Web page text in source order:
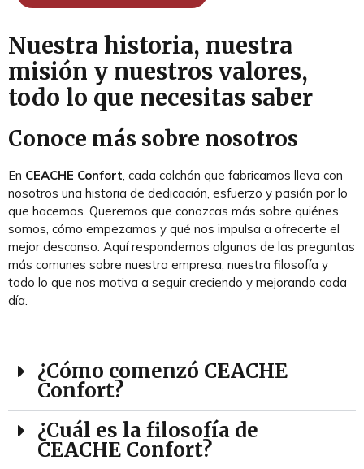
Nuestra historia, nuestra
misión y nuestros valores,
todo lo que necesitas saber
Conoce más sobre nosotros
En CEACHE Confort, cada colchón que fabricamos lleva con
nosotros una historia de dedicación, esfuerzo y pasión por lo
que hacemos. Queremos que conozcas más sobre quiénes
somos, cómo empezamos y qué nos impulsa a ofrecerte el
mejor descanso. Aquí respondemos algunas de las preguntas
más comunes sobre nuestra empresa, nuestra filosofía y
todo lo que nos motiva a seguir creciendo y mejorando cada
día.
¿Cómo comenzó CEACHE
Confort?
¿Cuál es la filosofía de
CEACHE Confort?